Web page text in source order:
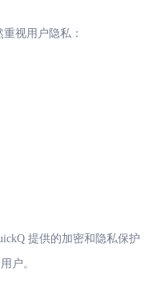
视用户隐私：
提供的加密和隐私保护
户。